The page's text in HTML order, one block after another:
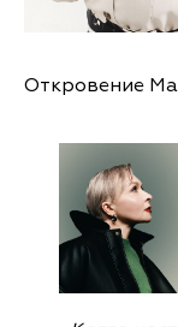
Откровение